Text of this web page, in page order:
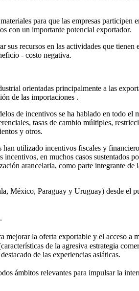
para que las empresas participen
con un importante potencial exportador.
sus recursos en las actividades que tienen
- costo negativa.
orientadas principalmente a las
de las importaciones .
de incentivos se ha hablado en todo el
tasas de cambio múltiples,
y otros.
utilizado incentivos fiscales y
en muchos casos sustentados
arancelaria, como parte integrante de
México, Paraguay y Uruguay) desde el
mejorar la oferta exportable y el acceso a
de la agresiva estrategia
de las experiencias asiáticas.
ámbitos relevantes para impulsar la